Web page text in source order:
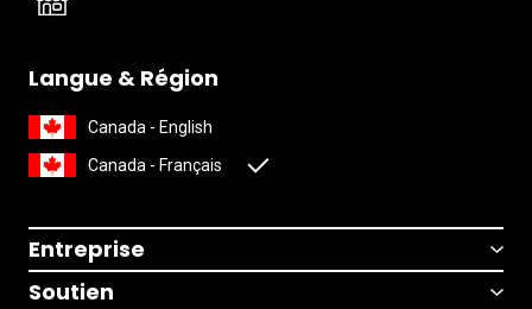
Langue & Région
Canada - English
Canada - Français
Entreprise
Soutien